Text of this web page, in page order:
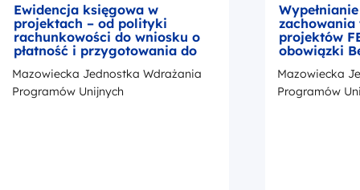
Ewidencja księgowa w
projektach – od polityki
rachunkowości do wniosku o
płatność i przygotowania do
kontroli
Mazowiecka Jednostka Wdrażania
Programów Unijnych
zachowania
projektów
obowiązki
okresie
z
promocji
Mazowiecka
Programów